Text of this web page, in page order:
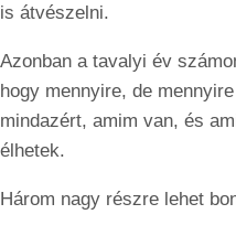
is átvészelni.
Azonban a tavalyi év
hogy mennyire, de
mindazért, amim van, és
élhetek.
Három nagy részre lehet